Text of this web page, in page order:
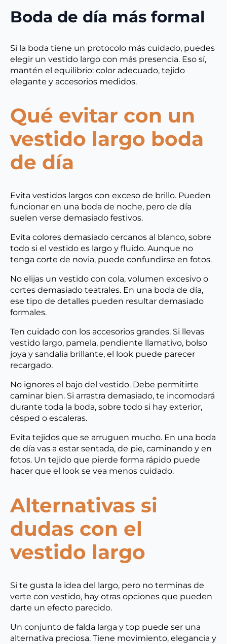
Boda de día más formal
Si la boda tiene un protocolo más cuidado, puedes
elegir un vestido largo con más presencia. Eso sí,
mantén el equilibrio: color adecuado, tejido
elegante y accesorios medidos.
Qué evitar con un
vestido largo boda
de día
Evita vestidos largos con exceso de brillo. Pueden
funcionar en una boda de noche, pero de día
suelen verse demasiado festivos.
Evita colores demasiado cercanos al blanco, sobre
todo si el vestido es largo y fluido. Aunque no
tenga corte de novia, puede confundirse en fotos.
No elijas un vestido con cola, volumen excesivo o
cortes demasiado teatrales. En una boda de día,
ese tipo de detalles pueden resultar demasiado
formales.
Ten cuidado con los accesorios grandes. Si llevas
vestido largo, pamela, pendiente llamativo, bolso
joya y sandalia brillante, el look puede parecer
recargado.
No ignores el bajo del vestido. Debe permitirte
caminar bien. Si arrastra demasiado, te incomodará
durante toda la boda, sobre todo si hay exterior,
césped o escaleras.
Evita tejidos que se arruguen mucho. En una boda
de día vas a estar sentada, de pie, caminando y en
fotos. Un tejido que pierde forma rápido puede
hacer que el look se vea menos cuidado.
Alternativas si
dudas con el
vestido largo
Si te gusta la idea del largo, pero no terminas de
verte con vestido, hay otras opciones que pueden
darte un efecto parecido.
Un conjunto de falda larga y top puede ser una
alternativa preciosa. Tiene movimiento, elegancia y